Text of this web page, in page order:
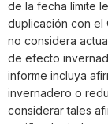
de la fecha límite
duplicación con el
no considera
de efecto
informe incluya
invernadero o
considerar tales